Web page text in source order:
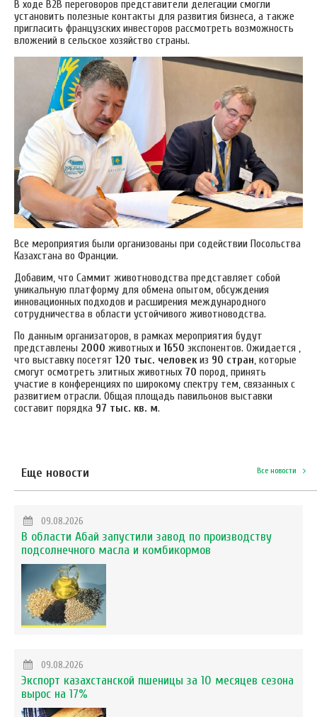
В ходе В2В переговоров представители делегации смогли
установить полезные контакты для развития бизнеса, а также
пригласить французских инвесторов рассмотреть возможность
вложений в сельское хозяйство страны.
Все мероприятия были организованы при содействии Посольства
Казахстана во Франции.
Добавим, что Саммит животноводства представляет собой
уникальную платформу для обмена опытом, обсуждения
инновационных подходов и расширения международного
сотрудничества в области устойчивого животноводства.
По данным организаторов, в рамках мероприятия будут
представлены 2000 животных и 1650 экспонентов. Ожидается ,
что выставку посетят 120 тыс. человекиз 90 стран, которые
смогут осмотреть элитных животных 70 пород, принять
участие в конференциях по широкому спектру тем, связанных с
развитием отрасли. Общая площадь павильонов выставки
составит порядка 97 тыс. кв. м.
Еще новости Все новости
09.08.2026
В области Абай запустили завод по производству
подсолнечного масла и комбикормов
09.08.2026
Экспорт казахстанской пшеницы за 10 месяцев сезона
вырос на 17%